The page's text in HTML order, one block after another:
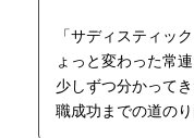
「サディスティッ
ょっと変わった常
少しずつ分かって
職成功までの道のり